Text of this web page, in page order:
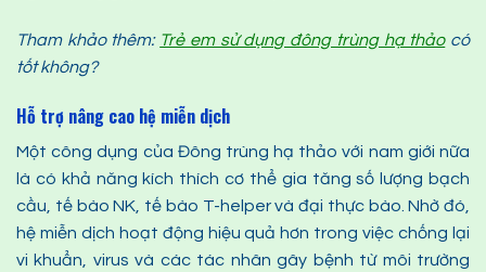
Tham khảo thêm: Trẻ em sử dụng đông trùng hạ thảocó
tốt không?
Hỗ trợ nâng cao hệ miễn dịch
Một công dụng của Đông trùng hạ thảo với nam giới nữa
là có khả năng kích thích cơ thể gia tăng số lượng bạch
cầu, tế bào NK, tế bào T-helper và đại thực bào. Nhờ đó,
hệ miễn dịch hoạt động hiệu quả hơn trong việc chống lại
vi khuẩn, virus và các tác nhân gây bệnh từ môi trường